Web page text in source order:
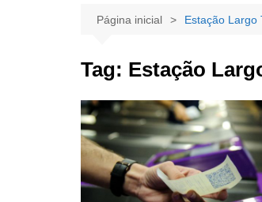
Página inicial Estação Largo
Tag: Estação